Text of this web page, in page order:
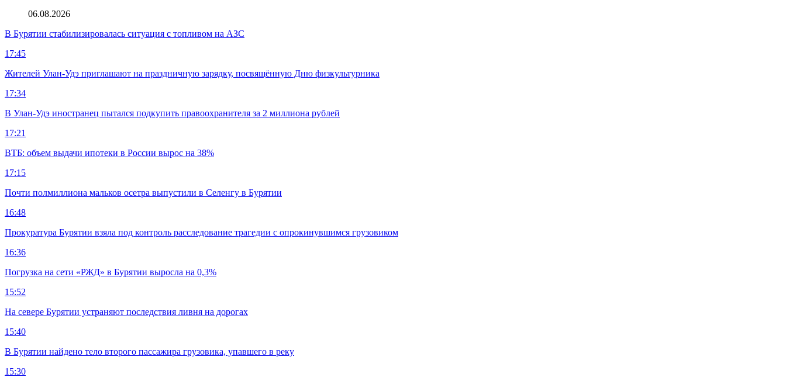
06.08.2026
В Бурятии стабилизировалась ситуация с топливом на АЗС
17:45
Жителей Улан-Удэ приглашают на праздничную зарядку, посвящённую Дню физкультурника
17:34
В Улан-Удэ иностранец пытался подкупить правоохранителя за 2 миллиона рублей
17:21
ВТБ: объем выдачи ипотеки в России вырос на 38%
17:15
Почти полмиллиона мальков осетра выпустили в Селенгу в Бурятии
16:48
Прокуратура Бурятии взяла под контроль расследование трагедии с опрокинувшимся грузовиком
16:36
Погрузка на сети «РЖД» в Бурятии выросла на 0,3%
15:52
На севере Бурятии устраняют последствия ливня на дорогах
15:40
В Бурятии найдено тело второго пассажира грузовика, упавшего в реку
15:30